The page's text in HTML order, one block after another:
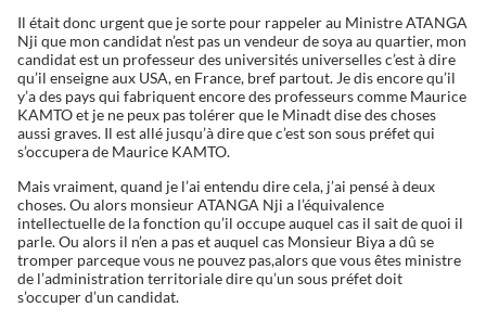
Il était donc urgent que je sorte pour rappeler au Ministre ATANGA
Nji que mon candidat n’est pas un vendeur de soya au quartier, mon
candidat est un professeur des universités universelles c’est à dire
qu’il enseigne aux USA, en France, bref partout. Je dis encore qu’il
y’a des pays qui fabriquent encore des professeurs comme Maurice
KAMTO et je ne peux pas tolérer que le Minadt dise des choses
aussi graves. Il est allé jusqu’à dire que c’est son sous préfet qui
s’occupera de Maurice KAMTO.
Mais vraiment, quand je l’ai entendu dire cela, j’ai pensé à deux
choses. Ou alors monsieur ATANGA Nji a l’équivalence
intellectuelle de la fonction qu’il occupe auquel cas il sait de quoi il
parle. Ou alors il n’en a pas et auquel cas Monsieur Biya a dû se
tromper parceque vous ne pouvez pas,alors que vous êtes ministre
de l’administration territoriale dire qu’un sous préfet doit
s’occuper d’un candidat.